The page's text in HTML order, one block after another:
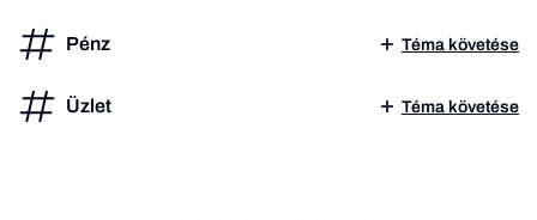
Pénz Téma követése
Üzlet Téma követése